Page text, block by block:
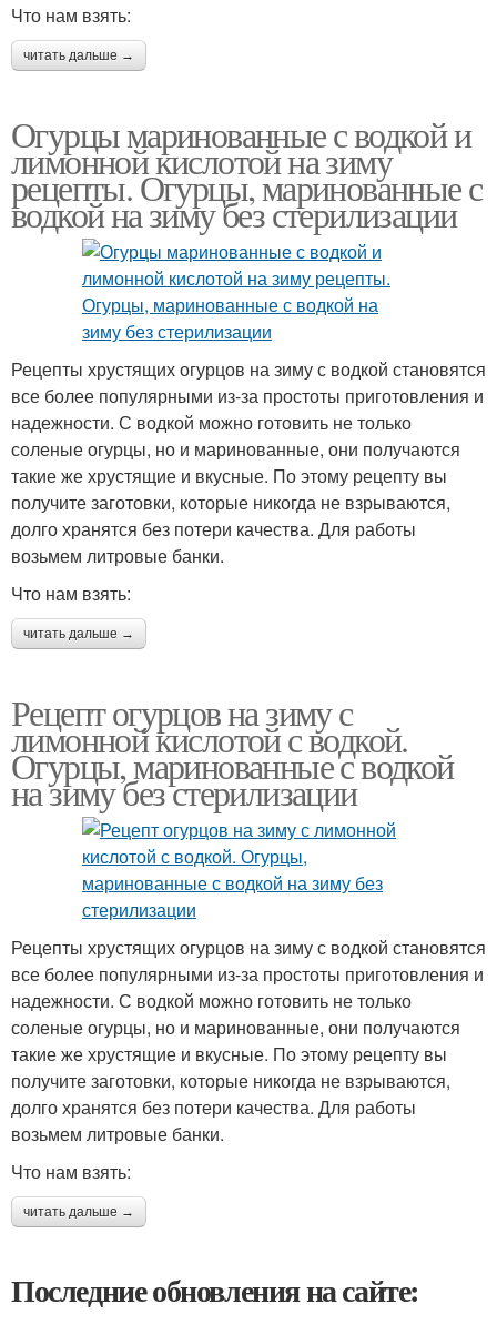
Что нам взять:
читать дальше →
Огурцы маринованные с водкой и
лимонной кислотой на зиму
рецепты. Огурцы, маринованные с
водкой на зиму без стерилизации
Рецепты хрустящих огурцов на зиму с водкой становятся
все более популярными из-за простоты приготовления и
надежности. С водкой можно готовить не только
соленые огурцы, но и маринованные, они получаются
такие же хрустящие и вкусные. По этому рецепту вы
получите заготовки, которые никогда не взрываются,
долго хранятся без потери качества. Для работы
возьмем литровые банки.
Что нам взять:
читать дальше →
Рецепт огурцов на зиму с
лимонной кислотой с водкой.
Огурцы, маринованные с водкой
на зиму без стерилизации
Рецепты хрустящих огурцов на зиму с водкой становятся
все более популярными из-за простоты приготовления и
надежности. С водкой можно готовить не только
соленые огурцы, но и маринованные, они получаются
такие же хрустящие и вкусные. По этому рецепту вы
получите заготовки, которые никогда не взрываются,
долго хранятся без потери качества. Для работы
возьмем литровые банки.
Что нам взять:
читать дальше →
Последние обновления на сайте: